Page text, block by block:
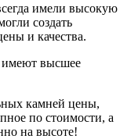
имели высокую
создать
и качества.
имеют высшее
камней цены,
по стоимости, а
на высоте!